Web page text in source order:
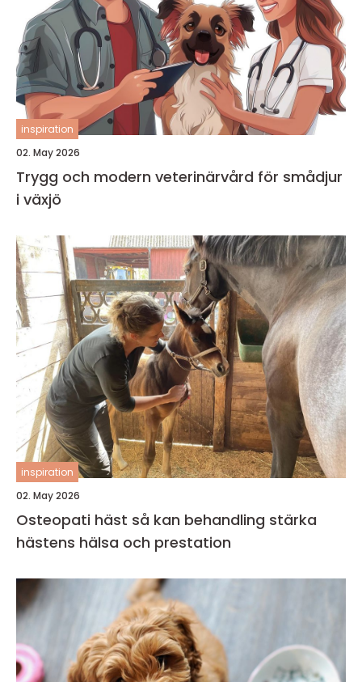
inspiration
02. May 2026
Trygg och modern veterinärvård för smådjur
i växjö
inspiration
02. May 2026
Osteopati häst så kan behandling stärka
hästens hälsa och prestation